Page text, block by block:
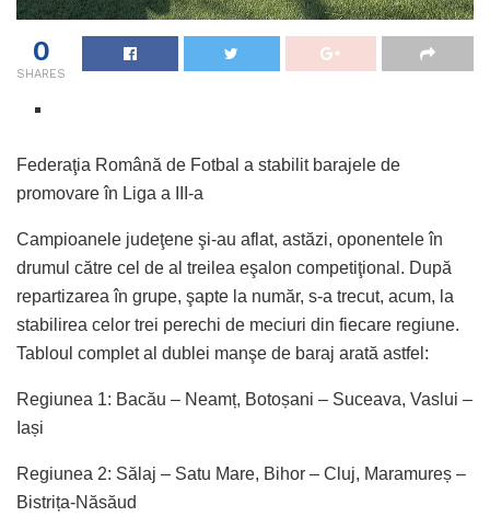
0
SHARES
Federaţia Română de Fotbal a stabilit barajele de
promovare în Liga a III-a
Campioanele judeţene şi-au aflat, astăzi, oponentele în
drumul către cel de al treilea eşalon competiţional. După
repartizarea în grupe, şapte la număr, s-a trecut, acum, la
stabilirea celor trei perechi de meciuri din fiecare regiune.
Tabloul complet al dublei manşe de baraj arată astfel:
Regiunea 1: Bacău – Neamț, Botoșani – Suceava, Vaslui –
Iași
Regiunea 2: Sălaj – Satu Mare, Bihor – Cluj, Maramureș –
Bistrița-Năsăud